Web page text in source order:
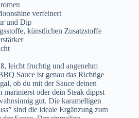
verfeinert
und Dip
künstlichen Zusatzstoffe
leicht fruchtig und angenehm
Sauce ist genau das Richtige
ob du mit der Sauce deinen
marinierst oder dein Steak dippst –
gut. Die karamelligen
sind die ideale Ergänzung zum